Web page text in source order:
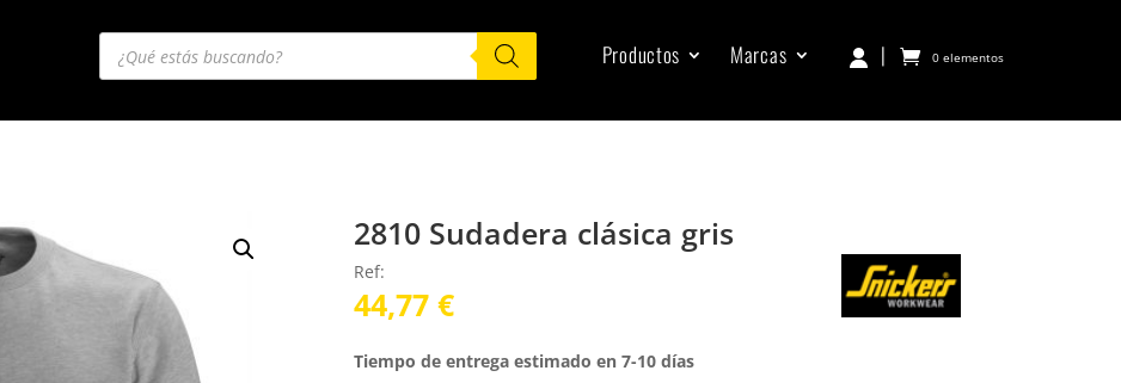
Búsqueda
productos
Productos Marcas | 0 elementos
2810 Sudadera clásica gris
Ref:
44,77 €
Tiempo de entrega estimado en 7-10 días